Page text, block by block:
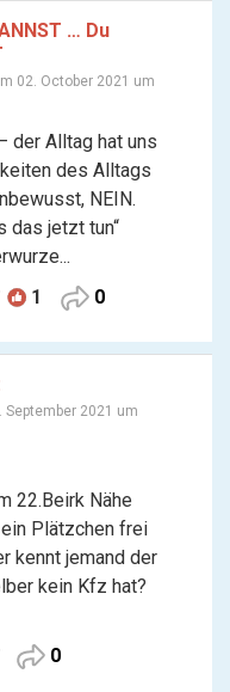
… Du
02. October 2021 um
der Alltag hat uns
des Alltags
NEIN.
das jetzt tun“
1 0
September 2021 um
22.Beirk Nähe
Plätzchen frei
kennt jemand der
kein Kfz hat?
0